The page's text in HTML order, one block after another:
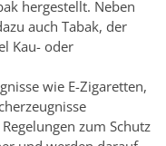
hergestellt. Neben
auch Tabak, der
Kau- oder
wie E-Zigaretten,
zum Schutz